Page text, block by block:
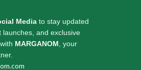
Media to stay updated
and exclusive
MARGANOM, your